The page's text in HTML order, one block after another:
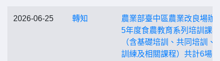
2026-06-25 轉知
農業部臺中區農業改良場辦
5年度食農教育系列培訓課程
（含基礎培訓、共同培訓、
訓練及相關課程）共計6場次